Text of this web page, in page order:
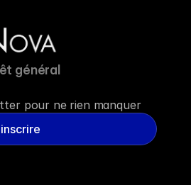
général
pour ne rien manquer